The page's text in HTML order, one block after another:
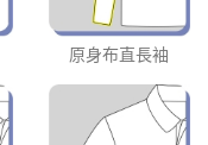
原身布直長袖